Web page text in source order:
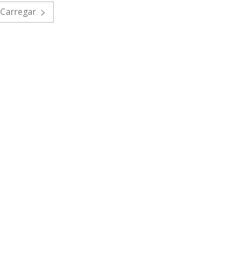
Carregar